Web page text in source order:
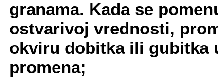
granama. Kada se
ostvarivoj vrednosti,
okviru dobitka ili gubitka
promena;